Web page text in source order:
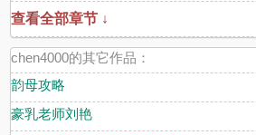
查看全部章节 ↓
chen4000的其它作品：
韵母攻略
豪乳老师刘艳